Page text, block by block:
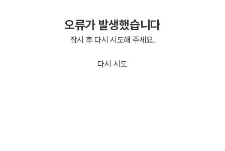
오류가 발생했습니다
잠시 후 다시 시도해 주세요.
다시 시도